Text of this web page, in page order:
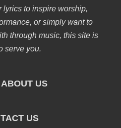
lyrics to inspire worship,
or simply want to
through music, this site is
serve you.
US
US